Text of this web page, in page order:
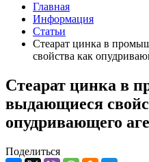
Главная
Информация
Статьи
Стеарат цинка в
свойства как
Стеарат цинка в
выдающиеся
опудривающего
Поделиться